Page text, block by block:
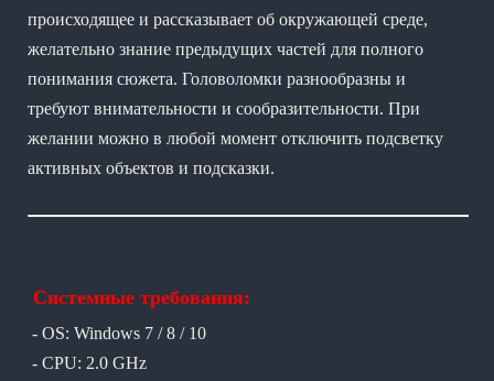
происходящее и рассказывает об окружающей среде,
желательно знание предыдущих частей для полного
понимания сюжета. Головоломки разнообразны и
требуют внимательности и сообразительности. При
желании можно в любой момент отключить подсветку
активных объектов и подсказки.
Системные требования:
- OS: Windows 7 / 8 / 10
- CPU: 2.0 GHz